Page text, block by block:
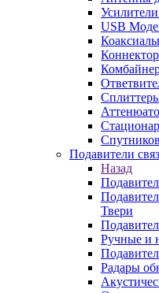
USB
Подавители
Назад
Твери
Ручные и
Радары